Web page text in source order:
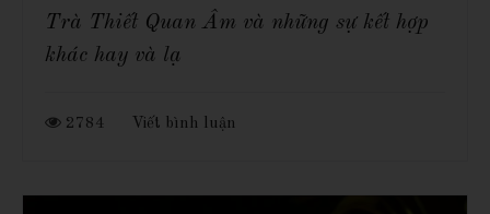
Trà Thiết Quan Âm và những sự kết hợp
khác hay và lạ
2784 Viết bình luận